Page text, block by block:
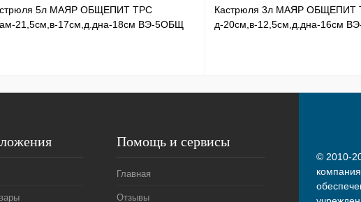
5л МАЯР ОБЩЕПИТ ТРС
21,5см,в-17см,д.дна-18см ВЭ-5ОБЩ
Кастрюля 3л МАЯР ОБЩЕПИТ
д-20см,в-12,5см,д.дна-16см
Помощь и сервисы
Главная
Отзывы
© 2010-